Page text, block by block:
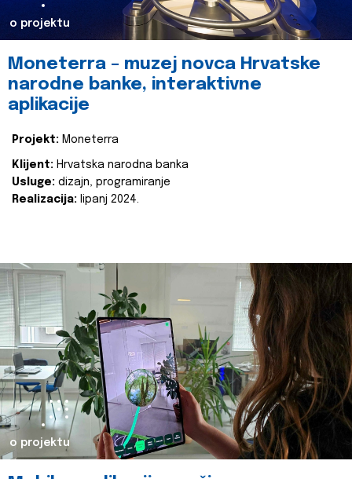
o projektu
Moneterra – muzej novca Hrvatske
narodne banke, interaktivne
aplikacije
Projekt: Moneterra
Klijent: Hrvatska narodna banka
Usluge: dizajn, programiranje
Realizacija: lipanj 2024.
o projektu